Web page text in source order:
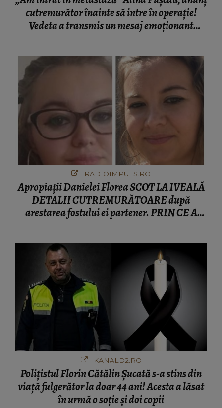
cutremurător înainte să intre în operație!
Vedeta a transmis un mesaj emoționant
RADIOIMPULS.RO
Apropiații Danielei Florea SCOT LA IVEALĂ
DETALII CUTREMURĂTOARE după
arestarea fostului ei partener. PRIN CE A
rău că nu am reușit să fac mai mult pentru ea
KANALD2.RO
Polițistul Florin Cătălin Șucată s-a stins din
viață fulgerător la doar 44 ani! Acesta a lăsat
în urmă o soție și doi copii